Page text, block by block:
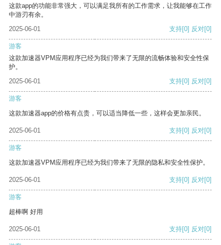
这款app的功能非常强大，可以满足我所有的工作需求，让我能够在工作
中游刃有余。
2025-06-01
支持[0] 反对[0]
游客
这款加速器VPM应用程序已经为我们带来了无限的流畅体验和安全性保
护。
2025-06-01
支持[0] 反对[0]
游客
这款加速器app的价格有点贵，可以适当降低一些，这样会更加亲民。
2025-06-01 支持[0] 反对[0]
游客
这款加速器VPM应用程序已经为我们带来了无限的隐私和安全性保护。
2025-06-01 支持[0] 反对[0]
游客
超棒啊 好用
2025-06-01 支持[0] 反对[0]